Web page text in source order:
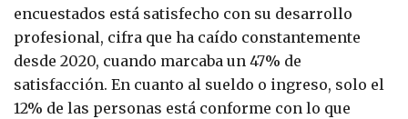
encuestados está satisfecho con su desarrollo
profesional, cifra que ha caído constantemente
desde 2020, cuando marcaba un 47% de
satisfacción. En cuanto al sueldo o ingreso, solo el
12% de las personas está conforme con lo que